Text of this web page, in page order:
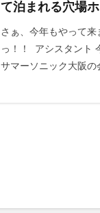
て泊まれる穴場
さぁ、今年もやって
っ！！ アシスタント
サマーソニック大阪の